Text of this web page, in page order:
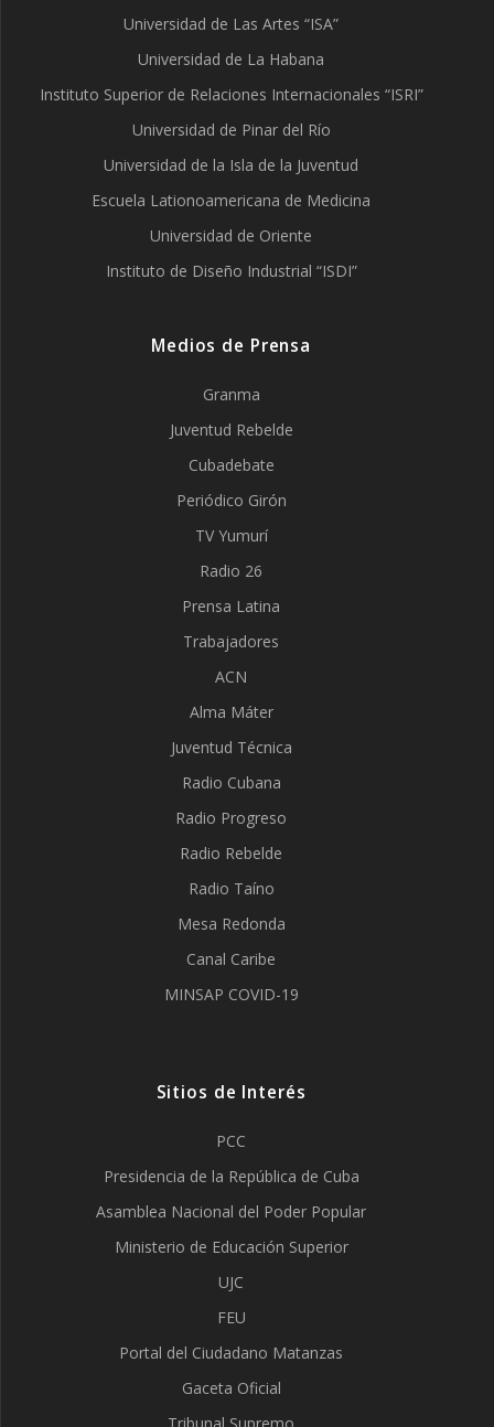
Universidad de Las Artes “ISA”
Universidad de La Habana
Instituto Superior de Relaciones Internacionales “ISRI”
Universidad de Pinar del Río
Universidad de la Isla de la Juventud
Escuela Lationoamericana de Medicina
Universidad de Oriente
Instituto de Diseño Industrial “ISDI”
Medios de Prensa
Granma
Juventud Rebelde
Cubadebate
Periódico Girón
TV Yumurí
Radio 26
Prensa Latina
Trabajadores
ACN
Alma Máter
Juventud Técnica
Radio Cubana
Radio Progreso
Radio Rebelde
Radio Taíno
Mesa Redonda
Canal Caribe
MINSAP COVID-19
Sitios de Interés
PCC
Presidencia de la República de Cuba
Asamblea Nacional del Poder Popular
Ministerio de Educación Superior
UJC
FEU
Portal del Ciudadano Matanzas
Gaceta Oficial